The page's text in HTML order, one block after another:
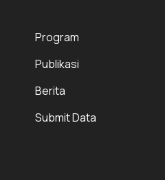
Program
Publikasi
Berita
Submit Data